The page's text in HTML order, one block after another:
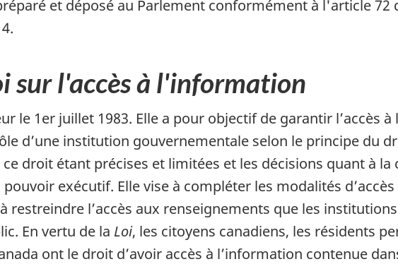
et déposé au Parlement conformément à l'article 72
sur l'accès à l'information
le 1er juillet 1983. Elle a pour objectif de garantir l’accès
d’une institution gouvernementale selon le principe du
droit étant précises et limitées et les décisions quant à
exécutif. Elle vise à compléter les modalités
restreindre l’accès aux renseignements que les
En vertu de la Loi, les citoyens canadiens, les résidents
ont le droit d’avoir accès à l’information contenue